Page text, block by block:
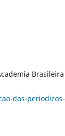
Brasileira
dos-periodicos-